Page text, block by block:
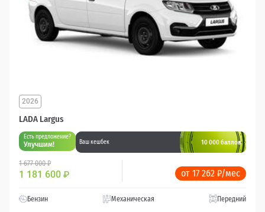
LADA Largus
2026
Есть предложение?
Улучшим! Ваш кешбек 10 000 баллов
1 677 000 ₽
1 181 600 ₽ от 17 262 ₽/мес
Бензин Механическая Передний